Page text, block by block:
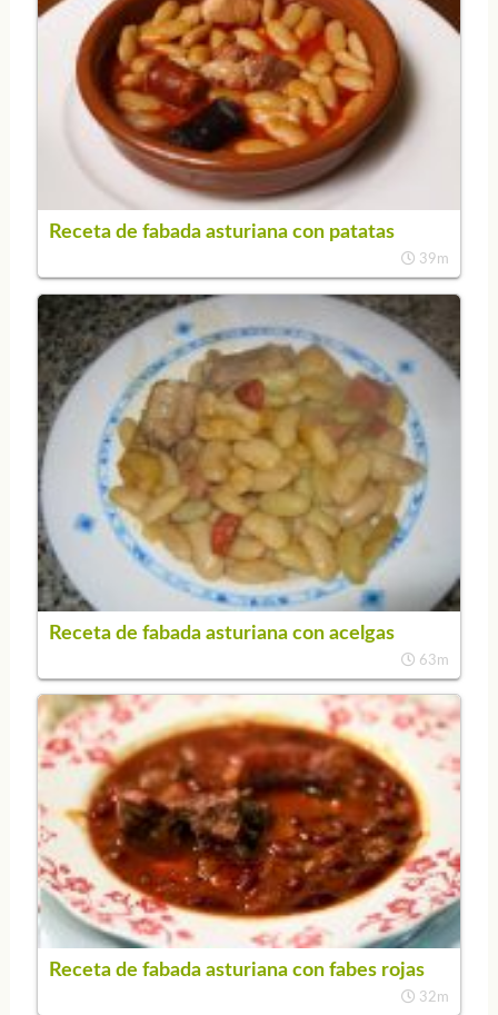
Receta de fabada asturiana con patatas
39m
Receta de fabada asturiana con acelgas
63m
Receta de fabada asturiana con fabes rojas
32m